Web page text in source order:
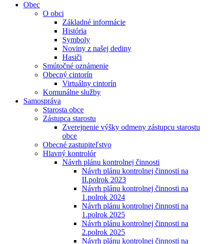
Obec
O obci
Základné informácie
História
Symboly
Noviny z našej dediny
Hasiči
Smútočné oznámenie
Obecný cintorín
Virtuálny cintorín
Komunálne služby
Samospráva
Starosta obce
Zástupca starostu
Zverejnenie výšky odmeny zástupcu starostu
obce
Obecné zastupiteľstvo
Hlavný kontrolór
Návrh plánu kontrolnej činnosti
Návrh plánu kontrolnej činnosti na
II.polrok 2023
Návrh plánu kontrolnej činnosti na
1.polrok 2024
Návrh plánu kontrolnej činnosti na
1.polrok 2025
Návrh plánu kontrolnej činnosti na
2.polrok 2025
Návrh plánu kontrolnej činnosti na